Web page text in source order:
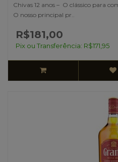
Chivas 12 anos – O clássico para
O nosso principal pr..
R$181,00
Pix ou Transferência: R$171,95